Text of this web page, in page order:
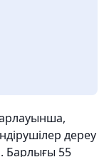
дереу
Барлығы 55